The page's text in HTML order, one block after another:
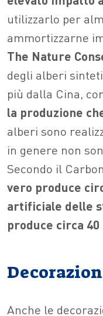
utilizzarlo per
ammortizzarne
The Nature
degli alberi
più dalla Cina,
la produzione
alberi sono
in genere non
Secondo il
vero produce
artificiale delle
produce circa
Anche le